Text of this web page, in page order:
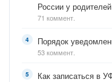
России у
71 коммент.
Порядок
53 коммент.
Как записаться в